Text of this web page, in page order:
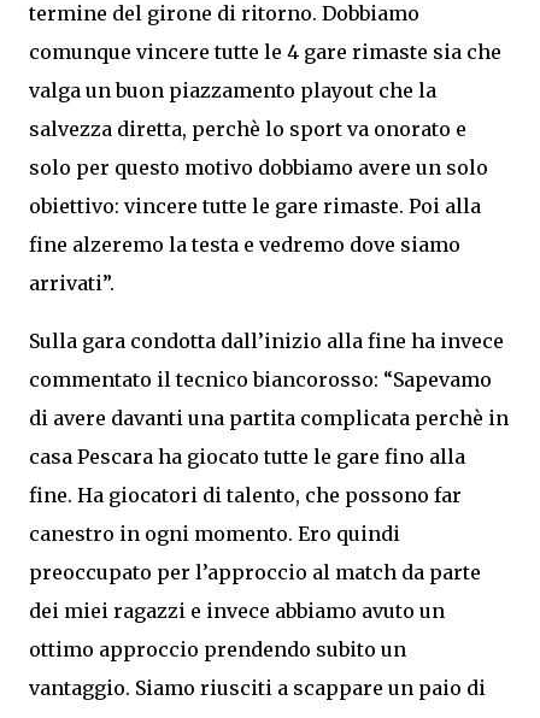
termine del girone di ritorno. Dobbiamo
comunque vincere tutte le 4 gare rimaste sia che
valga un buon piazzamento playout che la
salvezza diretta, perchè lo sport va onorato e
solo per questo motivo dobbiamo avere un solo
obiettivo: vincere tutte le gare rimaste. Poi alla
fine alzeremo la testa e vedremo dove siamo
arrivati”.
Sulla gara condotta dall’inizio alla fine ha invece
commentato il tecnico biancorosso: “Sapevamo
di avere davanti una partita complicata perchè in
casa Pescara ha giocato tutte le gare fino alla
fine. Ha giocatori di talento, che possono far
canestro in ogni momento. Ero quindi
preoccupato per l’approccio al match da parte
dei miei ragazzi e invece abbiamo avuto un
ottimo approccio prendendo subito un
vantaggio. Siamo riusciti a scappare un paio di